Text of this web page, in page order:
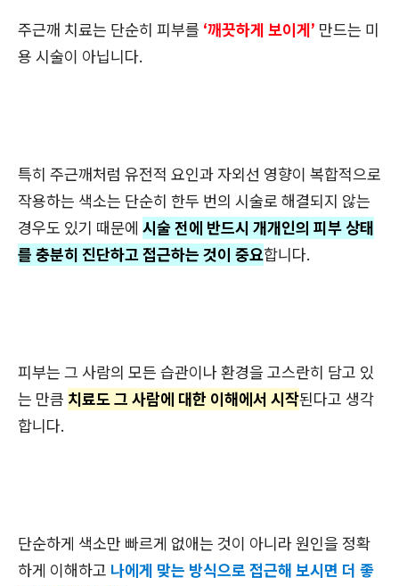
주근깨 치료는 단순히 피부를 ‘깨끗하게 보이게’ 만드는 미
용 시술이 아닙니다.
특히 주근깨처럼 유전적 요인과 자외선 영향이 복합적으로
작용하는 색소는 단순히 한두 번의 시술로 해결되지 않는
경우도 있기 때문에 시술 전에 반드시 개개인의 피부 상태
를 충분히 진단하고 접근하는 것이 중요합니다.
피부는 그 사람의 모든 습관이나 환경을 고스란히 담고 있
는 만큼 치료도 그 사람에 대한 이해에서 시작된다고 생각
합니다.
단순하게 색소만 빠르게 없애는 것이 아니라 원인을 정확
하게 이해하고 나에게 맞는 방식으로 접근해 보시면 더 좋